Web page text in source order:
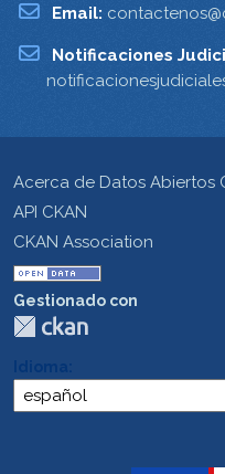
Email:
Notificaciones
Acerca de Datos Abiertos
API CKAN
CKAN Association
Gestionado con